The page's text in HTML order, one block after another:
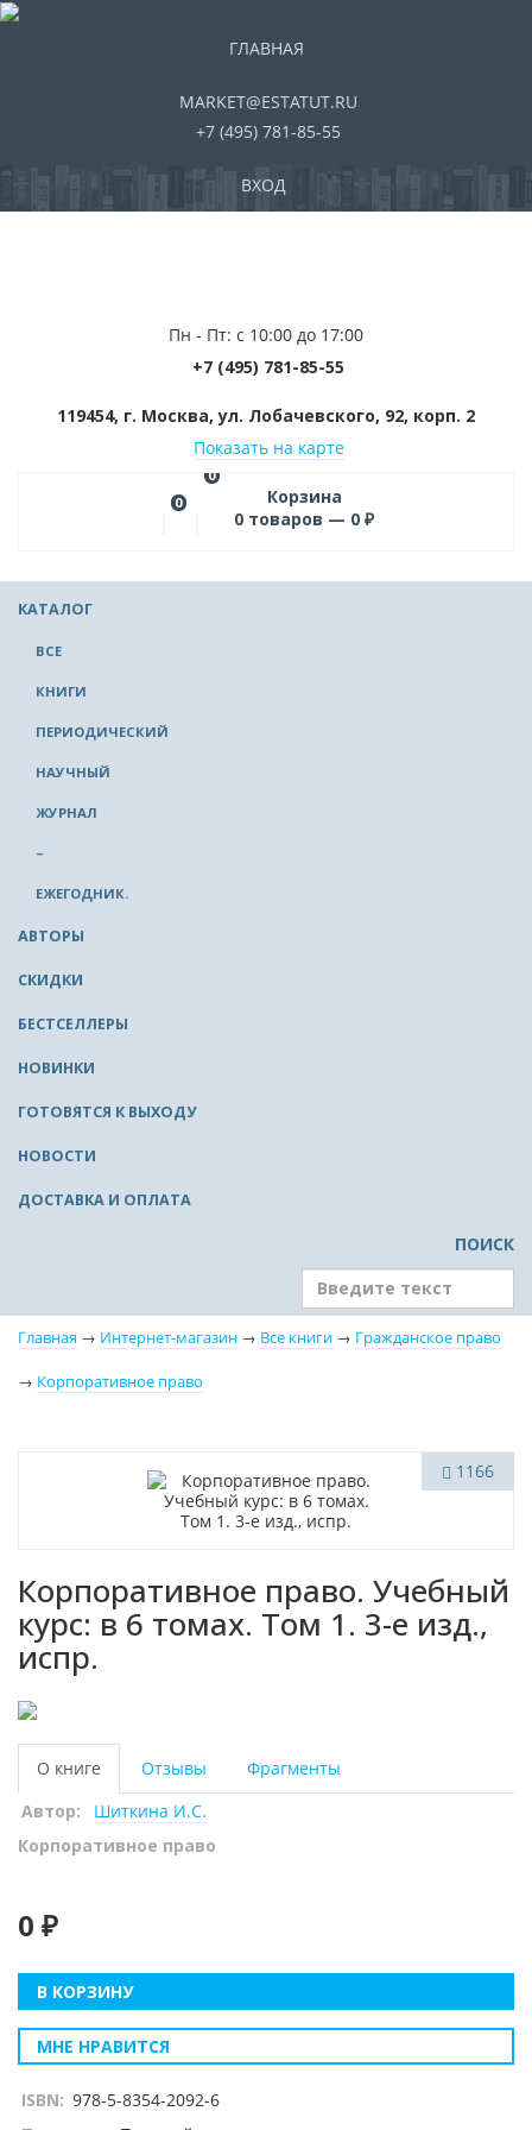
ГЛАВНАЯ
MARKET@ESTATUT.RU
+7 (495) 781-85-55
ВХОД
Пн - Пт: с 10:00 до 17:00
+7 (495) 781-85-55
119454, г. Москва, ул. Лобачевского, 92, корп. 2
Показать на карте
0
0
Корзина
0 товаров — 0 ₽
КАТАЛОГ
ВСЕ
КНИГИ
ПЕРИОДИЧЕСКИЙ
НАУЧНЫЙ
ЖУРНАЛ
–
ЕЖЕГОДНИК.
АВТОРЫ
СКИДКИ
БЕСТСЕЛЛЕРЫ
НОВИНКИ
ГОТОВЯТСЯ К ВЫХОДУ
НОВОСТИ
ДОСТАВКА И ОПЛАТА
ПОИСК
Главная → Интернет-магазин → Все книги → Гражданское право
→ Корпоративное право
1166
Корпоративное право. Учебный
курс: в 6 томах. Том 1. 3-е изд.,
испр.
О книге Отзывы
Фрагменты
Автор:
Шиткина И.С.
Корпоративное право
0 ₽
В КОРЗИНУ
МНЕ НРАВИТСЯ
ISBN: 978-5-8354-2092-6